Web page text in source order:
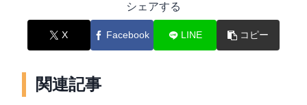
シェアする
X Facebook LINE コピー
関連記事